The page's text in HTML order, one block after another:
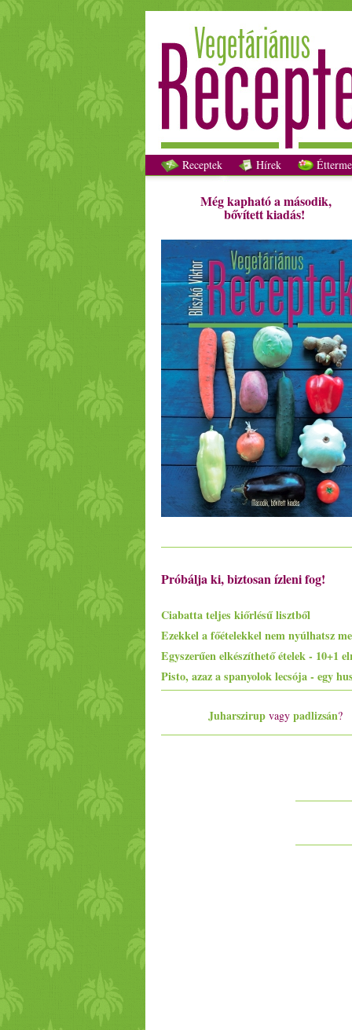
Receptek Hírek
Még kapható a második,
bővített kiadás!
Próbálja ki, biztosan ízleni fog!
Ciabatta teljes kiőrlésű lisztből
Juharszirup vagy padlizsán?